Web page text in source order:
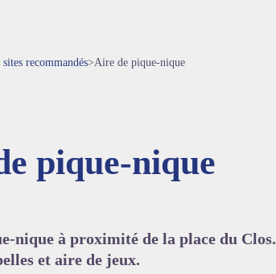
recommandés>Aire de pique-nique
pique-nique
nique à proximité de la place du Clos.
et aire de jeux.